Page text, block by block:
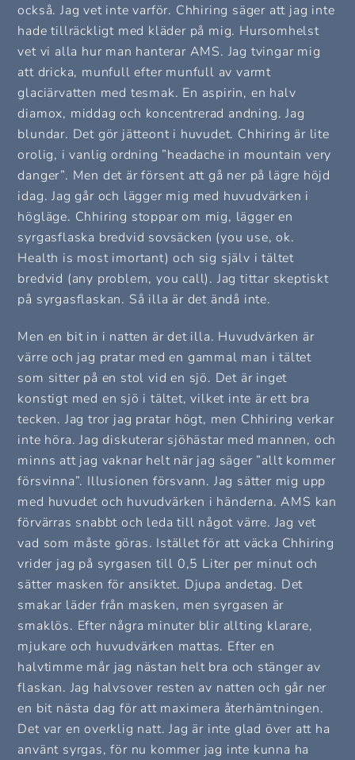
också. Jag vet inte varför. Chhiring säger att jag inte
hade tillräckligt med kläder på mig. Hursomhelst
vet vi alla hur man hanterar AMS. Jag tvingar mig
att dricka, munfull efter munfull av varmt
glaciärvatten med tesmak. En aspirin, en halv
diamox, middag och koncentrerad andning. Jag
blundar. Det gör jätteont i huvudet. Chhiring är lite
orolig, i vanlig ordning ”headache in mountain very
danger”. Men det är försent att gå ner på lägre höjd
idag. Jag går och lägger mig med huvudvärken i
högläge. Chhiring stoppar om mig, lägger en
syrgasflaska bredvid sovsäcken (you use, ok.
Health is most imortant) och sig själv i tältet
bredvid (any problem, you call). Jag tittar skeptiskt
på syrgasflaskan. Så illa är det ändå inte.
Men en bit in i natten är det illa. Huvudvärken är
värre och jag pratar med en gammal man i tältet
som sitter på en stol vid en sjö. Det är inget
konstigt med en sjö i tältet, vilket inte är ett bra
tecken. Jag tror jag pratar högt, men Chhiring verkar
inte höra. Jag diskuterar sjöhästar med mannen, och
minns att jag vaknar helt när jag säger ”allt kommer
försvinna”. Illusionen försvann. Jag sätter mig upp
med huvudet och huvudvärken i händerna. AMS kan
förvärras snabbt och leda till något värre. Jag vet
vad som måste göras. Istället för att väcka Chhiring
vrider jag på syrgasen till 0,5 Liter per minut och
sätter masken för ansiktet. Djupa andetag. Det
smakar läder från masken, men syrgasen är
smaklös. Efter några minuter blir allting klarare,
mjukare och huvudvärken mattas. Efter en
halvtimme mår jag nästan helt bra och stänger av
flaskan. Jag halvsover resten av natten och går ner
en bit nästa dag för att maximera återhämtningen.
Det var en overklig natt. Jag är inte glad över att ha
använt syrgas, för nu kommer jag inte kunna ha